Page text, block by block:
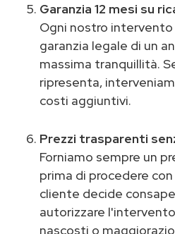
Garanzia 12 mesi su
Ogni nostro
garanzia legale di un
massima tranquillità.
ripresenta,
costi aggiuntivi.
Prezzi trasparenti
Forniamo sempre un
prima di procedere con
cliente decide
autorizzare
nascosti o